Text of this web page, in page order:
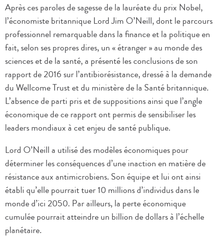
Après ces paroles de sagesse de la lauréate du prix Nobel,
l’économiste britannique Lord Jim O’Neill, dont le parcours
professionnel remarquable dans la finance et la politique en
fait, selon ses propres dires, un « étranger » au monde des
sciences et de la santé, a présenté les conclusions de son
rapport de 2016 sur l’antibiorésistance, dressé à la demande
du Wellcome Trust et du ministère de la Santé britannique.
L’absence de parti pris et de suppositions ainsi que l’angle
économique de ce rapport ont permis de sensibiliser les
leaders mondiaux à cet enjeu de santé publique.
Lord O’Neill a utilisé des modèles économiques pour
déterminer les conséquences d’une inaction en matière de
résistance aux antimicrobiens. Son équipe et lui ont ainsi
établi qu’elle pourrait tuer 10 millions d’individus dans le
monde d’ici 2050. Par ailleurs, la perte économique
cumulée pourrait atteindre un billion de dollars à l’échelle
planétaire.